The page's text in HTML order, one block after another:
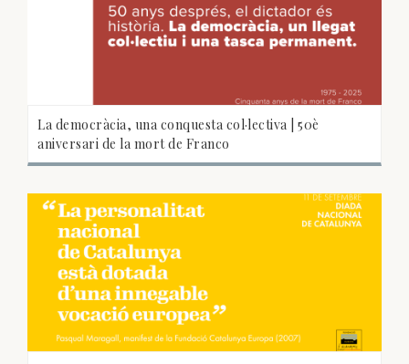
La democràcia, una conquesta col·lectiva | 50è
aniversari de la mort de Franco